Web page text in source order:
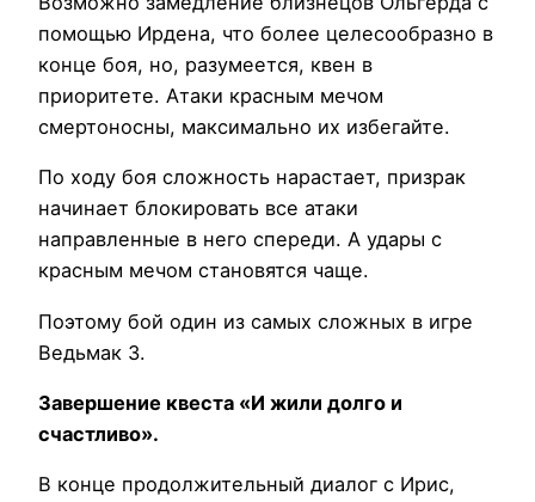
помощью Ирдена, что более целесообразно в
конце боя, но, разумеется, квен в
приоритете. Атаки красным мечом
смертоносны, максимально их избегайте.
По ходу боя сложность нарастает, призрак
начинает блокировать все атаки
направленные в него спереди. А удары с
красным мечом становятся чаще.
Поэтому бой один из самых сложных в игре
Ведьмак 3.
Завершение квеста «И жили долго и
счастливо».
В конце продолжительный диалог с Ирис,